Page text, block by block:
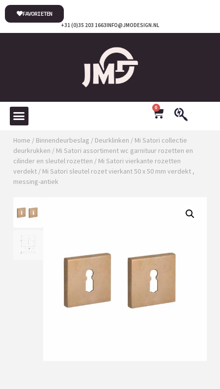
INFO@JMODESIGN.NL
+31 (0)35 203 1663
FAVORIETEN
0
Home / Binnendeurbeslag / Deurklinken / Mi Satori collectie
deurkrukken / Mi Satori assortiment wc garnituur rozetten en
cilinder en sleutel rozetten / Mi Satori vierkante rozetten
verdekt/ Mi Satori sleutel rozet vierkant 50 x 50 mm verdekt ,
messing-antiek